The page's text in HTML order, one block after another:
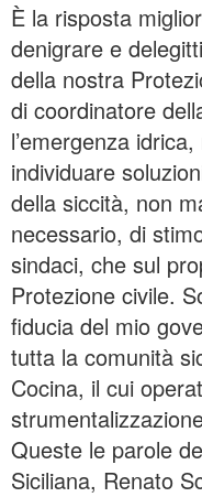
È la risposta
denigrare e
della nostra
di coordinatore
l’emergenza
individuare
della siccità, non
necessario, di
sindaci, che sul
Protezione civile.
fiducia del mio
tutta la comunità
Cocina, il cui
Queste le parole
Siciliana, Renato